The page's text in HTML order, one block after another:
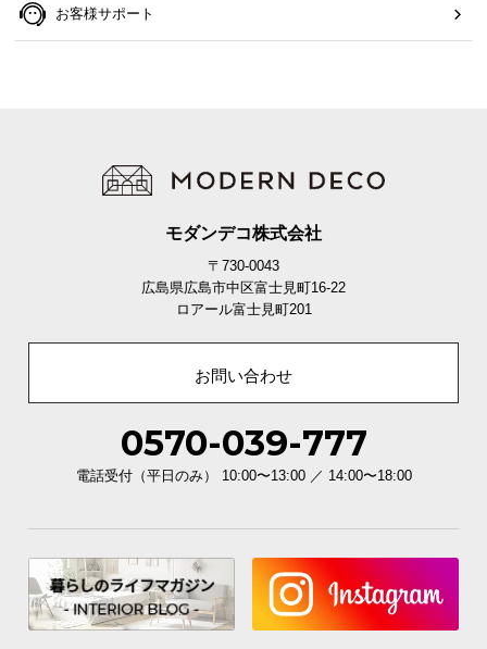
お客様サポート
モダンデコ株式会社
〒730-0043
広島県広島市中区富士見町16-22
ロアール富士見町201
お問い合わせ
0570-039-777
電話受付（平日のみ） 10:00〜13:00 ／ 14:00〜18:00